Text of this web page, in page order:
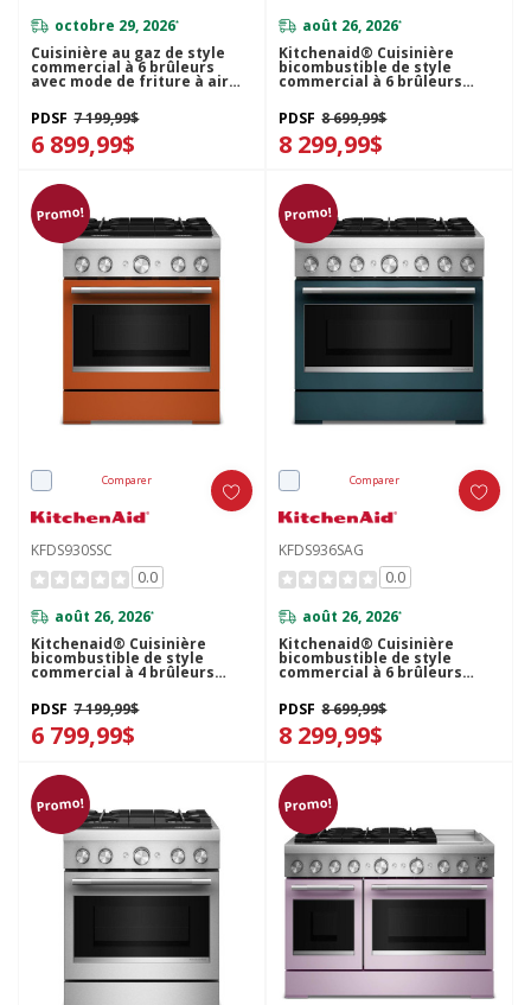
octobre 29, 2026*
Cuisinière au gaz de style
commercial à 6 brûleurs
avec mode de friture à air
KitchenAid® de 36 po
KFGS936SBE
PDSF 7 199,99$
6 899,99$
août 26, 2026*
Kitchenaid® Cuisinière
bicombustible de style
commercial à 6 brûleurs
sans préchauffage de 36 po
KFDS936SSC
PDSF 8 699,99$
8 299,99$
Promo!
Comparer
KFDS930SSC
0.0
août 26, 2026*
Kitchenaid® Cuisinière
bicombustible de style
commercial à 4 brûleurs
sans préchauffage de 30 po
KFDS930SSC
PDSF 7 199,99$
6 799,99$
Promo!
Comparer
KFDS936SAG
0.0
août 26, 2026*
Kitchenaid® Cuisinière
bicombustible de style
commercial à 6 brûleurs
sans préchauffage de 36 po
KFDS936SAG
PDSF 8 699,99$
8 299,99$
Promo! Promo!